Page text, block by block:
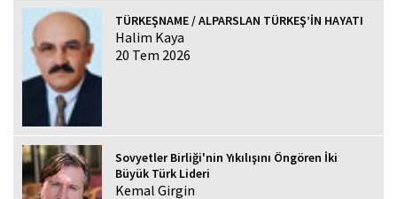
TÜRKEŞNAME / ALPARSLAN TÜRKEŞ’İN HAYATI
Halim Kaya
20 Tem 2026
Sovyetler Birliği'nin Yıkılışını Öngören İki
Büyük Türk Lideri
Kemal Girgin